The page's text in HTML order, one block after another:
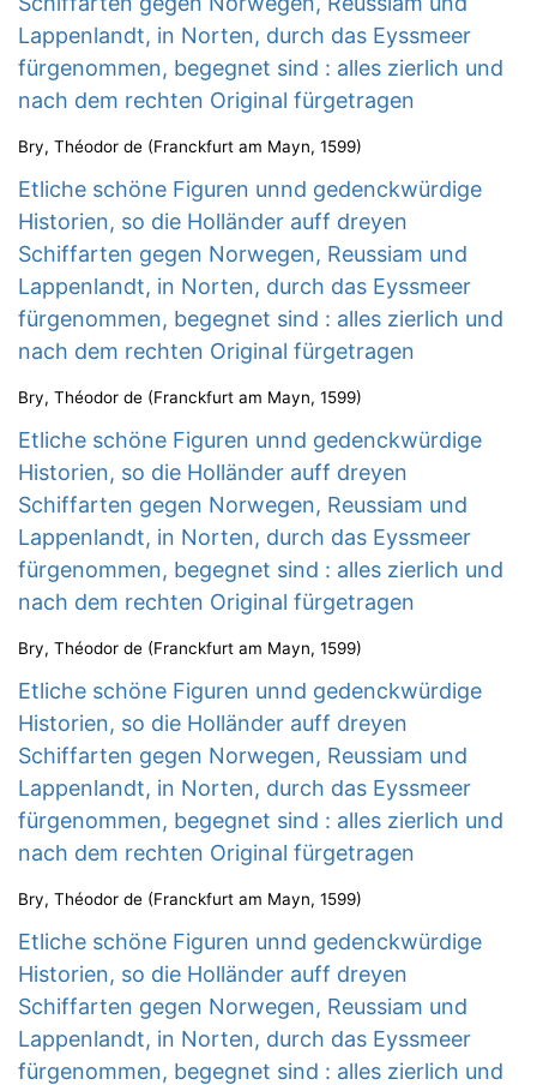
Lappenlandt, in Norten, durch das Eyssmeer
fürgenommen, begegnet sind : alles zierlich und
nach dem rechten Original fürgetragen
Bry, Théodor de (Franckfurt am Mayn, 1599)
Etliche schöne Figuren unnd gedenckwürdige
Historien, so die Holländer auff dreyen
Schiffarten gegen Norwegen, Reussiam und
Lappenlandt, in Norten, durch das Eyssmeer
fürgenommen, begegnet sind : alles zierlich und
nach dem rechten Original fürgetragen
Bry, Théodor de (Franckfurt am Mayn, 1599)
Etliche schöne Figuren unnd gedenckwürdige
Historien, so die Holländer auff dreyen
Schiffarten gegen Norwegen, Reussiam und
Lappenlandt, in Norten, durch das Eyssmeer
fürgenommen, begegnet sind : alles zierlich und
nach dem rechten Original fürgetragen
Bry, Théodor de (Franckfurt am Mayn, 1599)
Etliche schöne Figuren unnd gedenckwürdige
Historien, so die Holländer auff dreyen
Schiffarten gegen Norwegen, Reussiam und
Lappenlandt, in Norten, durch das Eyssmeer
fürgenommen, begegnet sind : alles zierlich und
nach dem rechten Original fürgetragen
Bry, Théodor de (Franckfurt am Mayn, 1599)
Etliche schöne Figuren unnd gedenckwürdige
Historien, so die Holländer auff dreyen
Schiffarten gegen Norwegen, Reussiam und
Lappenlandt, in Norten, durch das Eyssmeer
fürgenommen, begegnet sind : alles zierlich und